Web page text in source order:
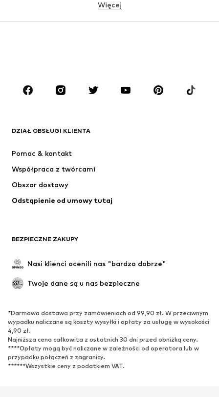
Bielizna
Spódnice
Bluzki & koszule
Akcesoria
Premium
Nowości
Kurtki
Bielizna
Płaszcze
Spódnice
Specjalne okazje
Ekskluzywne
Nowości
Na czasie
Trampki & sneakersy
Czółenka & buty na obcasie
Kozaki
Sandały
Więcej
DZIAŁ OBSŁUGI KLIENTA
Pomoc & kontakt
Współpraca z twórcami
Obszar dostawy
Odstąpienie od umowy tutaj
BEZPIECZNE ZAKUPY
Nasi klienci ocenili nas "bardzo dobrze"
Twoje dane są u nas bezpieczne
*Darmowa dostawa przy zamówieniach od 99,90 zł. W przeciwnym
wypadku naliczane są koszty wysyłki i opłaty za usługę w wysokości
4,90 zł.
Najniższa cena całkowita z ostatnich 30 dni przed obniżką ceny.
****Opłaty mogą być naliczane w zależności od operatora lub w
przypadku połączeń z zagranicy.
******Wszystkie ceny z podatkiem VAT.